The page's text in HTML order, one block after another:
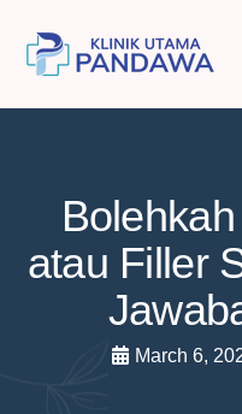
atau Filler
March 6,